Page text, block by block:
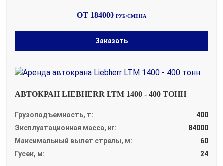
ОТ 184000 РУБ/СМЕНА
Заказать
АВТОКРАН LIEBHERR LTM 1400 - 400 ТОНН
Грузоподъемность, т:
400
Эксплуатационная масса, кг:
84000
Максимальный вылет стрелы, м:
60
Гусек, м:
24